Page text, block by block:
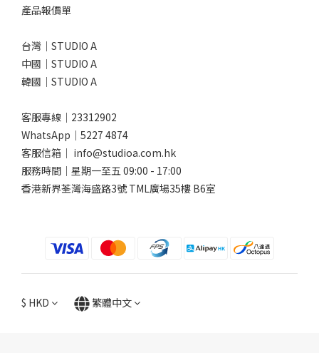
產品報價單
台灣｜STUDIO A
中國｜STUDIO A
韓國｜STUDIO A
客服專線｜23312902
WhatsApp｜ 5227 4874
客服信箱｜ info@studioa.com.hk
服務時間｜星期一至五 09:00 - 17:00
香港新界荃灣海盛路3號 TML廣場35樓 B6室
$ HKD 繁體中文